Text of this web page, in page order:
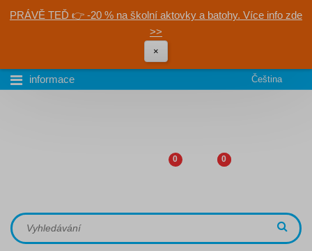
PRÁVĚ TEĎ 👉 -20 % na školní aktovky a batohy. Více info zde
>>
×
informace Čeština
0 0